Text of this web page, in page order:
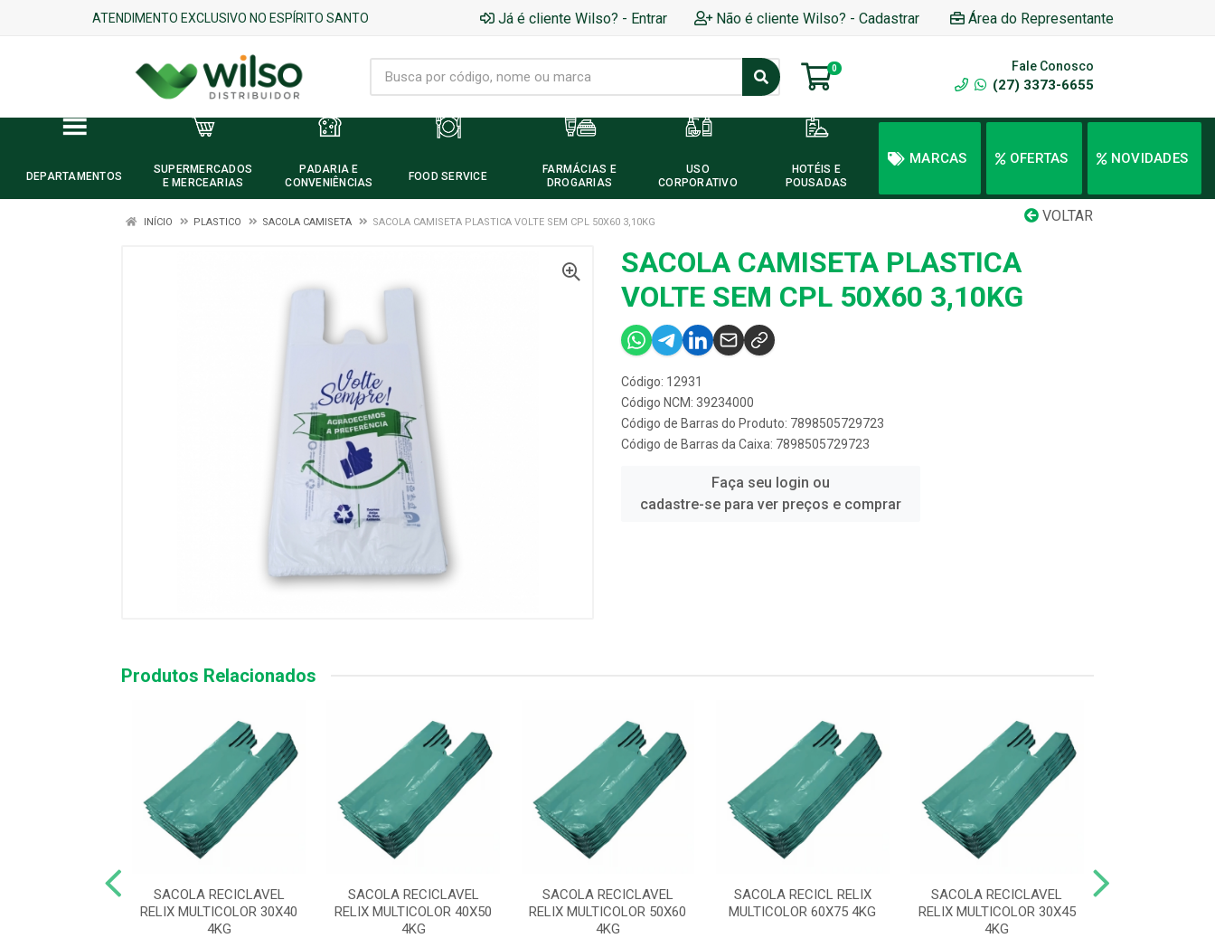
ATENDIMENTO EXCLUSIVO NO ESPÍRITO SANTO Já é cliente Wilso? - Entrar Não é cliente Wilso? - Cadastrar Área do Representante
0 Fale Conosco
(27) 3373-6655
DEPARTAMENTOS
SUPERMERCADOS
E MERCEARIAS
PADARIA E
CONVENIÊNCIAS
FOOD SERVICE
FARMÁCIAS E
DROGARIAS
USO
CORPORATIVO
HOTÉIS E
POUSADAS
MARCAS OFERTAS NOVIDADES
VOLTAR
INÍCIO PLASTICO SACOLA CAMISETA SACOLA CAMISETA PLASTICA VOLTE SEM CPL 50X60 3,10KG
SACOLA CAMISETA PLASTICA
VOLTE SEM CPL 50X60 3,10KG
Código: 12931
Código NCM: 39234000
Código de Barras do Produto: 7898505729723
Código de Barras da Caixa: 7898505729723
Faça seu login ou
cadastre-se para ver preços e comprar
Produtos Relacionados
SACOLA RECICLAVEL
RELIX MULTICOLOR 30X40
4KG
SACOLA RECICLAVEL
RELIX MULTICOLOR 40X50
4KG
SACOLA RECICLAVEL
RELIX MULTICOLOR 50X60
4KG
SACOLA RECICL RELIX
MULTICOLOR 60X75 4KG
SACOLA RECICLAVEL
RELIX MULTICOLOR 30X45
4KG